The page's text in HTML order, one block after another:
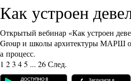
Как устроен
Открытый вебинар «Как устроен
Group и школы архитектуры МАРШ о
а процесс.
1 23 45 ... 26След.